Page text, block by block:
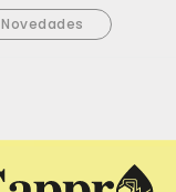
Novedades